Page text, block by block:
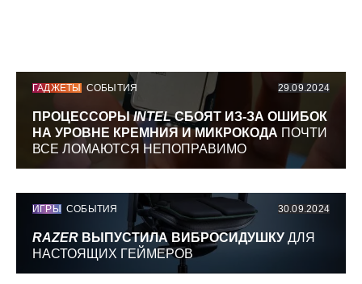
ГАДЖЕТЫ СОБЫТИЯ 29.09.2024
ПРОЦЕССОРЫINTELСБОЯТ ИЗ-ЗА ОШИБОК
НА УРОВНЕ КРЕМНИЯ И МИКРОКОДА ПОЧТИ
ВСЕ ЛОМАЮТСЯ НЕПОПРАВИМО
ИГРЫ СОБЫТИЯ 30.09.2024
RAZER ВЫПУСТИЛА ВИБРОСИДУШКУ ДЛЯ
НАСТОЯЩИХ ГЕЙМЕРОВ